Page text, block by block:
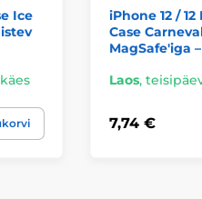
Ice
iPhone 12 /
Case
MagSafe'iga
Laos,
7,74 €